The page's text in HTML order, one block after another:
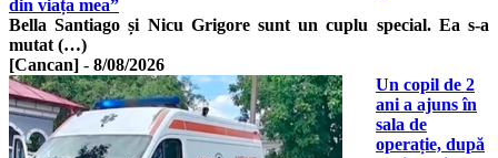
din viața mea”
Bella Santiago și Nicu Grigore sunt un cuplu special. Ea s-a
mutat (…)
[Cancan] - 8/08/2026
Un copil de 2
ani a ajuns în
sala de
operație, după